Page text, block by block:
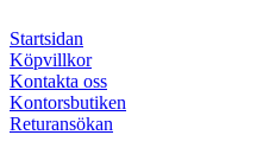
Startsidan
Köpvillkor
Kontakta oss
Kontorsbutiken
Returansökan